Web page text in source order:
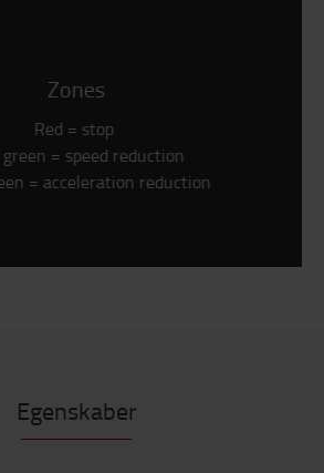
Zones
Red = stop
= speed reduction
= acceleration reduction
Egenskaber